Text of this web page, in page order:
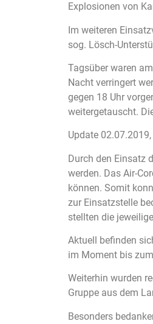
Explosionen von
Im weiteren
sog. Lösch-
Tagsüber waren
Nacht verringert
gegen 18 Uhr
weitergetauscht.
Update
Durch den Einsatz
werden. Das Air-
können. Somit
zur Einsatzstelle
stellten die
Aktuell befinden
im Moment bis
Weiterhin wurden
Gruppe aus dem
Besonders